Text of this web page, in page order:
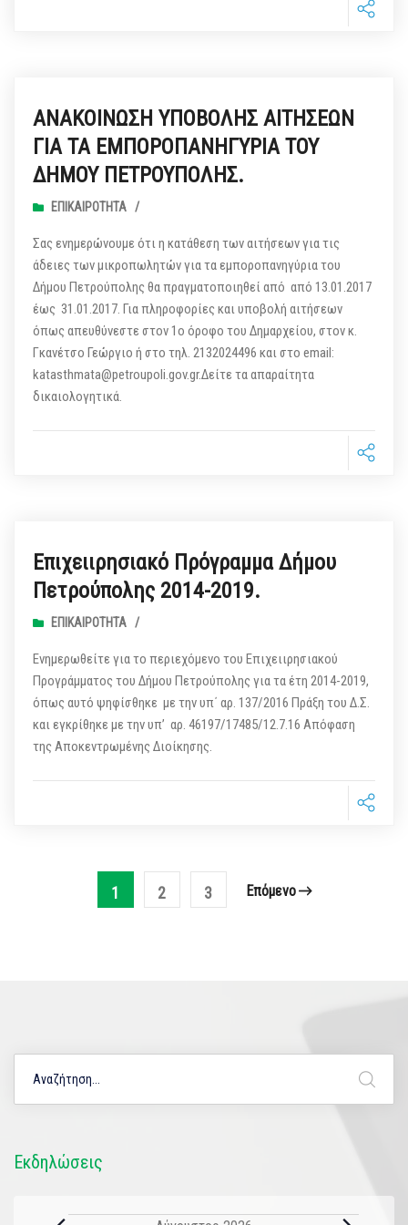
ΑΝΑΚΟΙΝΩΣΗ ΥΠΟΒΟΛΗΣ ΑΙΤΗΣΕΩΝ
ΓΙΑ ΤΑ ΕΜΠΟΡΟΠΑΝΗΓΥΡΙΑ ΤΟΥ
ΔΗΜΟΥ ΠΕΤΡΟΥΠΟΛΗΣ.
ΕΠΙΚΑΙΡΌΤΗΤΑ /
Σας ενημερώνουμε ότι η κατάθεση των αιτήσεων για τις
άδειες των μικροπωλητών για τα εμποροπανηγύρια του
Δήμου Πετρούπολης θα πραγματοποιηθεί από από 13.01.2017
έως 31.01.2017. Για πληροφορίες και υποβολή αιτήσεων
όπως απευθύνεστε στον 1ο όροφο του Δημαρχείου, στον κ.
Γκανέτσο Γεώργιο ή στο τηλ. 2132024496 και στο email:
katasthmata@petroupoli.gov.gr.Δείτε τα απαραίτητα
δικαιολογητικά.
Επιχειιρησιακό Πρόγραμμα Δήμου
Πετρούπολης 2014-2019.
ΕΠΙΚΑΙΡΌΤΗΤΑ /
Ενημερωθείτε για το περιεχόμενο του Επιχειιρησιακού
Προγράμματος του Δήμου Πετρούπολης για τα έτη 2014-2019,
όπως αυτό ψηφίσθηκε με την υπ΄ αρ. 137/2016 Πράξη του Δ.Σ.
και εγκρίθηκε με την υπ’ αρ. 46197/17485/12.7.16 Απόφαση
της Αποκεντρωμένης Διοίκησης.
1 2 3 Επόμενο
Εκδηλώσεις